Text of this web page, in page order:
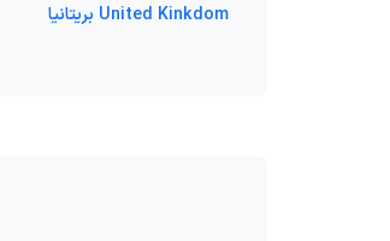
United Kinkdom بریتانیا